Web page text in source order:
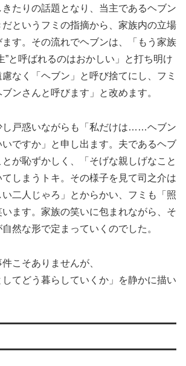
たりの話題となり、当主であるヘブン
というフミの指摘から、家族内の立場
す。その流れでヘブンは、「もう家族
”と呼ばれるのはおかしい」と打ち明け
なく「ヘブン」と呼び捨てにし、フミ
ンさんと呼びます」と改めます。
し戸惑いながらも「私だけは……ヘブン
ですか」と申し出ます。夫であるヘブ
が恥ずかしく、「そげな親しげなこと
しまうトキ。その様子を見て司之介は
い二人じゃろ」とからかい、フミも「照
ます。家族の笑いに包まれながら、そ
然な形で定まっていくのでした。
こそありませんが、
てどう暮らしていくか」を静かに描い